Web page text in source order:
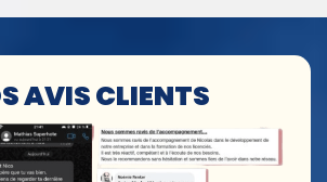
AVIS CLIENTS